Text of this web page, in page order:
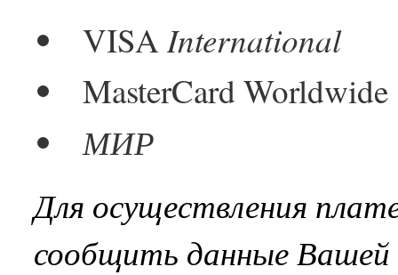
VISAInternational
MasterCard Worldwide
МИР
Для осуществления
сообщить данные